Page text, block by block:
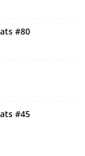
#80
#45